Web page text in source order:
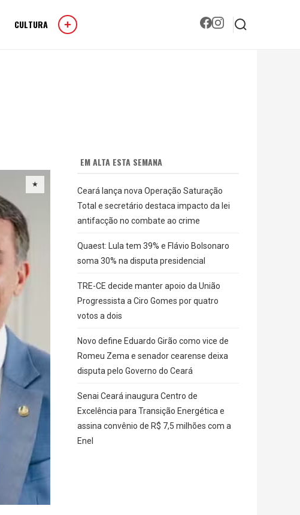
CULTURA +
★
EM ALTA ESTA SEMANA
Ceará lança nova Operação Saturação
Total e secretário destaca impacto da lei
antifacção no combate ao crime
Quaest: Lula tem 39% e Flávio Bolsonaro
soma 30% na disputa presidencial
TRE-CE decide manter apoio da União
Progressista a Ciro Gomes por quatro
votos a dois
Novo define Eduardo Girão como vice de
Romeu Zema e senador cearense deixa
disputa pelo Governo do Ceará
Senai Ceará inaugura Centro de
Excelência para Transição Energética e
assina convênio de R$ 7,5 milhões com a
Enel